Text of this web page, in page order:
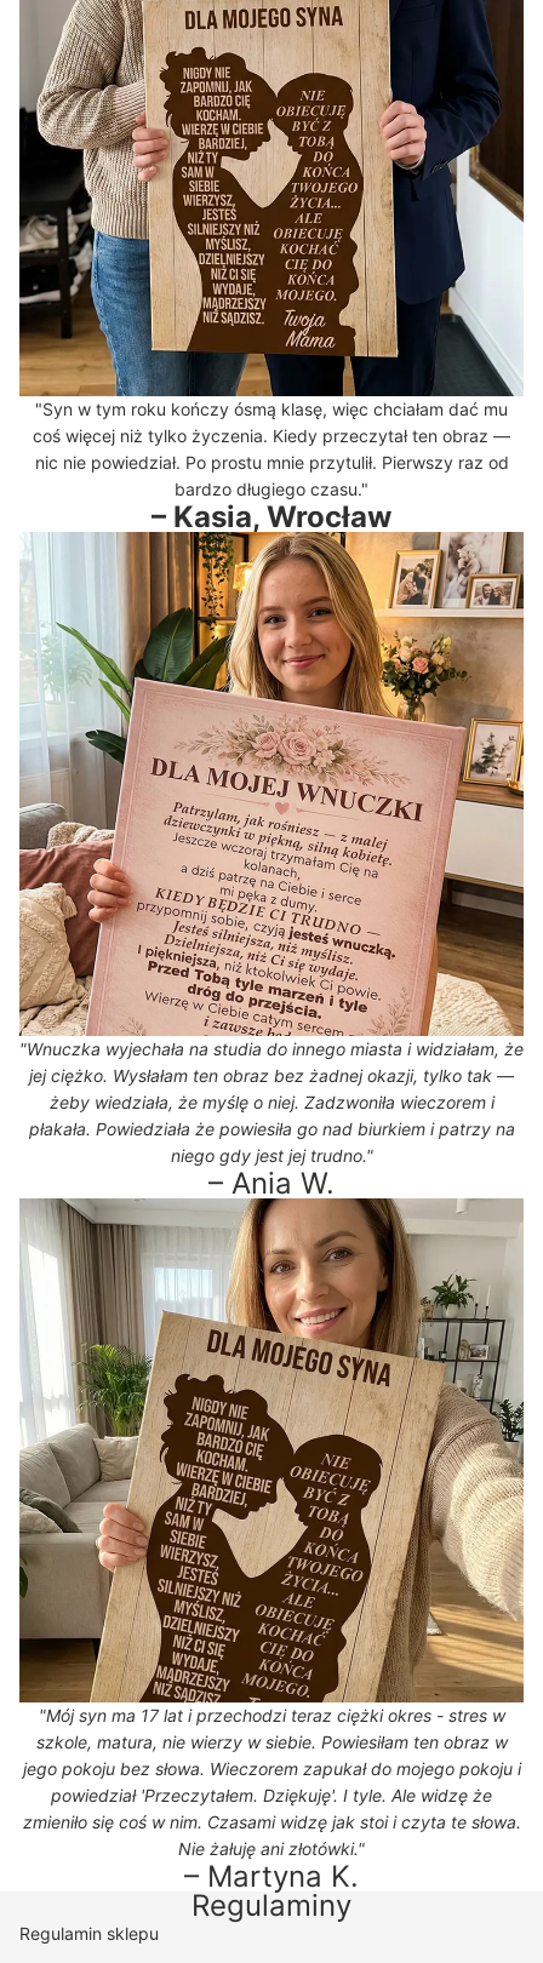
"Syn w tym roku kończy ósmą klasę, więc chciałam dać mu
coś więcej niż tylko życzenia. Kiedy przeczytał ten obraz —
nic nie powiedział. Po prostu mnie przytulił. Pierwszy raz od
bardzo długiego czasu."
– Kasia, Wrocław
"Wnuczka wyjechała na studia do innego miasta i widziałam, że
jej ciężko. Wysłałam ten obraz bez żadnej okazji, tylko tak —
żeby wiedziała, że myślę o niej. Zadzwoniła wieczorem i
płakała. Powiedziała że powiesiła go nad biurkiem i patrzy na
niego gdy jest jej trudno."
– Ania W.
"Mój syn ma 17 lat i przechodzi teraz ciężki okres - stres w
szkole, matura, nie wierzy w siebie. Powiesiłam ten obraz w
jego pokoju bez słowa. Wieczorem zapukał do mojego pokoju i
powiedział 'Przeczytałem. Dziękuję'. I tyle. Ale widzę że
zmieniło się coś w nim. Czasami widzę jak stoi i czyta te słowa.
Nie żałuję ani złotówki."
– Martyna K.
Regulaminy
Regulamin sklepu